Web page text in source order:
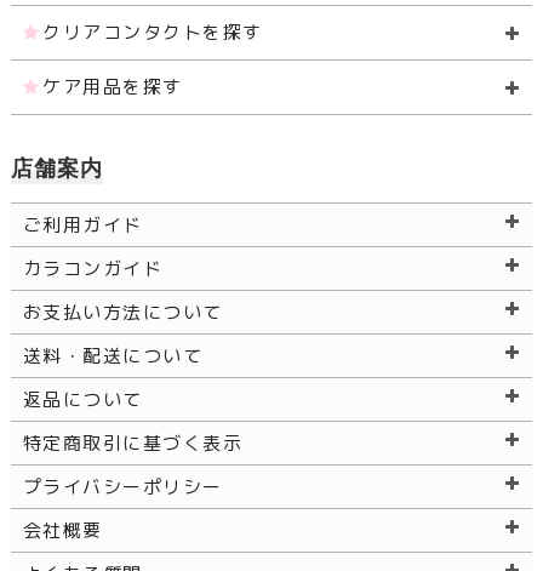
クリアコンタクトを探す
ケア用品を探す
店舗案内
ご利用ガイド
カラコンガイド
お支払い方法について
送料・配送について
返品について
特定商取引に基づく表示
プライバシーポリシー
会社概要